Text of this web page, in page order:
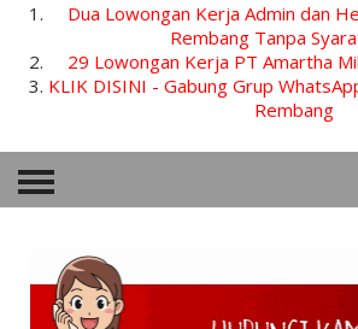
Dua Lowongan Kerja Admin dan
Rembang Tanpa
29 Lowongan Kerja PT Amartha
KLIK DISINI - Gabung Grup
Rembang
HOME